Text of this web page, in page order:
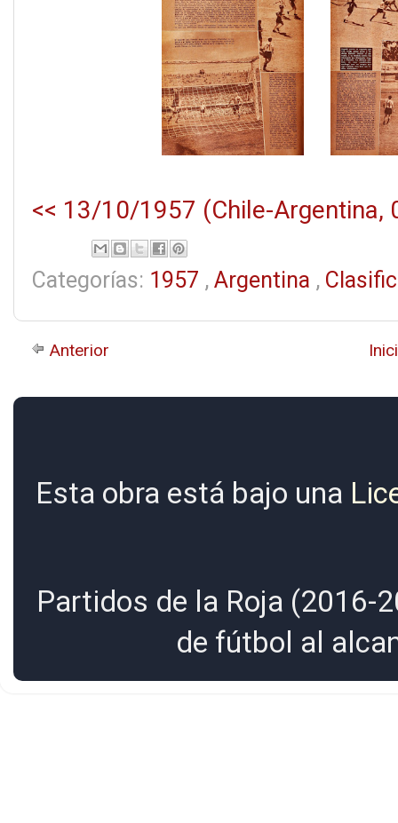
<< 13/10/1957 (Chile-Argentina,
Categorías: 1957 , Argentina ,
Anterior
Esta obra está bajo una
Partidos de la Roja (2016-
de fútbol al